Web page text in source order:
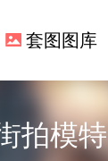
套图图库
拍模特